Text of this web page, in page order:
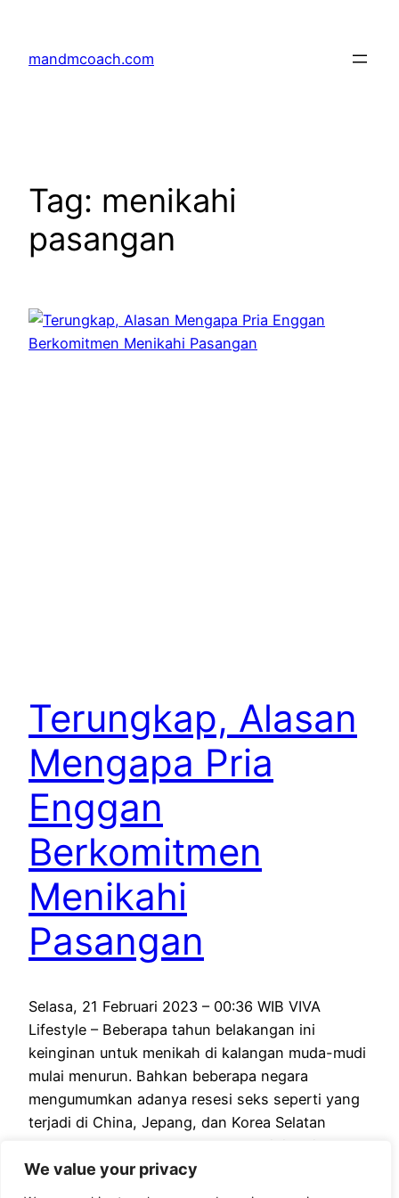
We value your privacy
content
mandmcoach.com
Tag: menikahi
pasangan
Terungkap, Alasan
Mengapa Pria
Enggan
Berkomitmen
Menikahi
Pasangan
Selasa, 21 Februari 2023 – 00:36 WIB VIVA
Lifestyle – Beberapa tahun belakangan ini
keinginan untuk menikah di kalangan muda-mudi
mulai menurun. Bahkan beberapa negara
mengumumkan adanya resesi seks seperti yang
terjadi di China, Jepang, dan Korea Selatan
dalam beberapa tahun belakangan ini. Gejala
resesi seks sendiri terlihat dari usia pernikahan
penduduk yang semakin tinggi. Yuk…